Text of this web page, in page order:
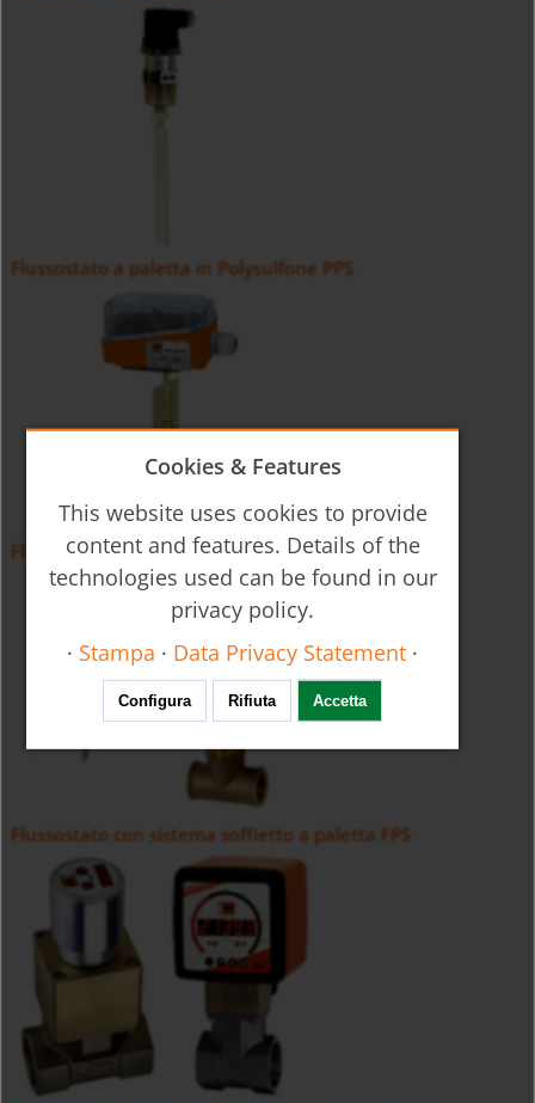
Flussostato a paletta in Polysulfone PPS
Flussostato per aria LPS-P
Flussostato con sistema soffietto a paletta FPS
Cookies & Features
This website uses cookies to provide
content and features. Details of the
technologies used can be found in our
privacy policy.
· Stampa · Data Privacy Statement ·
Configura Rifiuta Accetta